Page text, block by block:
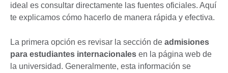
ideal es consultar directamente las fuentes oficiales. Aquí
te explicamos cómo hacerlo de manera rápida y efectiva.
La primera opción es revisar la sección de admisiones
para estudiantes internacionales en la página web de
la universidad. Generalmente, esta información se